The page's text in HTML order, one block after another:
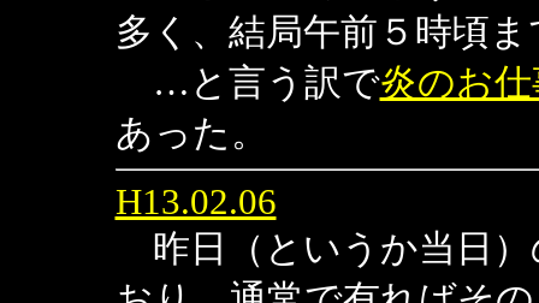
多く、結局午前５時頃
…と言う訳で炎のお
あった。
H13.02.06
昨日（というか当日）